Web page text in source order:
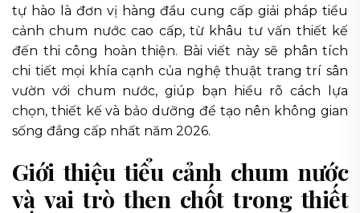
tự hào là đơn vị hàng đầu cung cấp giải pháp tiểu
cảnh chum nước cao cấp, từ khâu tư vấn thiết kế
đến thi công hoàn thiện. Bài viết này sẽ phân tích
chi tiết mọi khía cạnh của nghệ thuật trang trí sân
vườn với chum nước, giúp bạn hiểu rõ cách lựa
chọn, thiết kế và bảo dưỡng để tạo nên không gian
sống đẳng cấp nhất năm 2026.
Giới thiệu tiểu cảnh chum nước
và vai trò then chốt trong thiết